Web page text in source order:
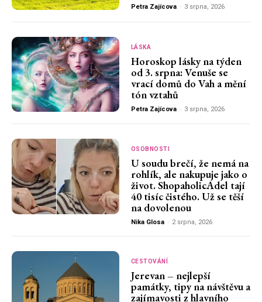
Petra Zajícova - 3 srpna, 2026
LÁSKA
Horoskop lásky na týden
od 3. srpna: Venuše se
vrací domů do Vah a mění
tón vztahů
Petra Zajícova - 3 srpna, 2026
OSOBNOSTI
U soudu brečí, že nemá na
rohlík, ale nakupuje jako o
život. ShopaholicAdel tají
40 tisíc čistého. Už se těší
na dovolenou
Nika Glosa - 2 srpna, 2026
CESTOVÁNÍ
Jerevan – nejlepší
památky, tipy na návštěvu a
zajímavosti z hlavního